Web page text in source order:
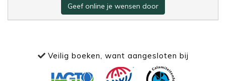
Geef online je wensen door
Veilig boeken, want aangesloten bij